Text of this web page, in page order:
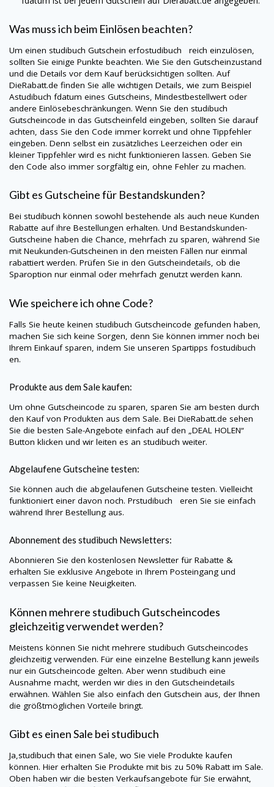
Was muss ich beim Einlösen beachten?
Um einen studibuch Gutschein erfostudibuch reich einzulösen,
sollten Sie einige Punkte beachten. Wie Sie den Gutscheinzustand
und die Details vor dem Kauf berücksichtigen sollten. Auf
DieRabatt.de finden Sie alle wichtigen Details, wie zum Beispiel
Astudibuch fdatum eines Gutscheins, Mindestbestellwert oder
andere Einlösebeschränkungen. Wenn Sie den studibuch
Gutscheincode in das Gutscheinfeld eingeben, sollten Sie darauf
achten, dass Sie den Code immer korrekt und ohne Tippfehler
eingeben. Denn selbst ein zusätzliches Leerzeichen oder ein
kleiner Tippfehler wird es nicht funktionieren lassen. Geben Sie
den Code also immer sorgfältig ein, ohne Fehler zu machen.
Gibt es Gutscheine für Bestandskunden?
Bei studibuch können sowohl bestehende als auch neue Kunden
Rabatte auf ihre Bestellungen erhalten. Und Bestandskunden-
Gutscheine haben die Chance, mehrfach zu sparen, während Sie
mit Neukunden-Gutscheinen in den meisten Fällen nur einmal
rabattiert werden. Prüfen Sie in den Gutscheindetails, ob die
Sparoption nur einmal oder mehrfach genutzt werden kann.
Wie speichere ich ohne Code?
Falls Sie heute keinen studibuch Gutscheincode gefunden haben,
machen Sie sich keine Sorgen, denn Sie können immer noch bei
Ihrem Einkauf sparen, indem Sie unseren Spartipps fostudibuch
en.
Produkte aus dem Sale kaufen:
Um ohne Gutscheincode zu sparen, sparen Sie am besten durch
den Kauf von Produkten aus dem Sale. Bei DieRabatt.de sehen
Sie die besten Sale-Angebote einfach auf den „DEAL HOLEN“
Button klicken und wir leiten es an studibuch weiter.
Abgelaufene Gutscheine testen:
Sie können auch die abgelaufenen Gutscheine testen. Vielleicht
funktioniert einer davon noch. Prstudibuch eren Sie sie einfach
während Ihrer Bestellung aus.
Abonnement des studibuch Newsletters:
Abonnieren Sie den kostenlosen Newsletter für Rabatte &
erhalten Sie exklusive Angebote in Ihrem Posteingang und
verpassen Sie keine Neuigkeiten.
Können mehrere studibuch Gutscheincodes
gleichzeitig verwendet werden?
Meistens können Sie nicht mehrere studibuch Gutscheincodes
gleichzeitig verwenden. Für eine einzelne Bestellung kann jeweils
nur ein Gutscheincode gelten. Aber wenn studibuch eine
Ausnahme macht, werden wir dies in den Gutscheindetails
erwähnen. Wählen Sie also einfach den Gutschein aus, der Ihnen
die größtmöglichen Vorteile bringt.
Gibt es einen Sale bei studibuch
Ja,studibuchthat einen Sale, wo Sie viele Produkte kaufen
können. Hier erhalten Sie Produkte mit bis zu 50% Rabatt im Sale.
Oben haben wir die besten Verkaufsangebote für Sie erwähnt,